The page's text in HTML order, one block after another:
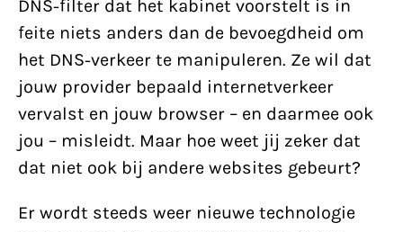
DNS-filter dat het kabinet voorstelt is in
feite niets anders dan de bevoegdheid om
het DNS-verkeer te manipuleren. Ze wil dat
jouw provider bepaald internetverkeer
vervalst en jouw browser – en daarmee ook
jou – misleidt. Maar hoe weet jij zeker dat
dat niet ook bij andere websites gebeurt?
Er wordt steeds weer nieuwe technologie